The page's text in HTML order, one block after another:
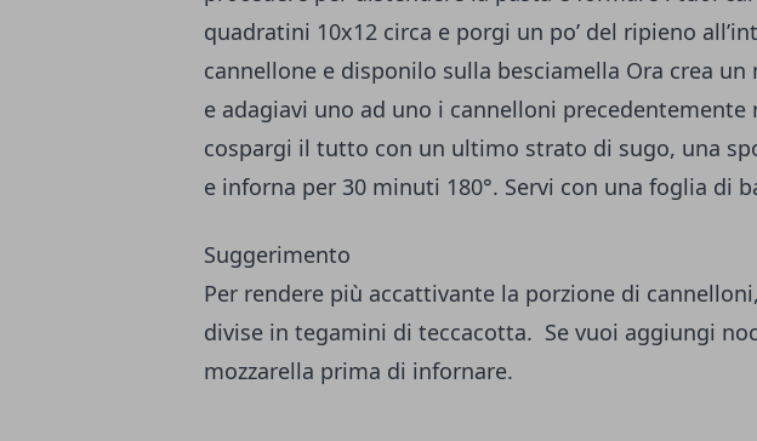
quadratini 10x12 circa e porgi un po’ del ripieno
cannellone e disponilo sulla besciamella Ora crea
e adagiavi uno ad uno i cannelloni
cospargi il tutto con un ultimo strato di sugo, una
e inforna per 30 minuti 180°. Servi con una foglia di
Suggerimento
Per rendere più accattivante la porzione di
divise in tegamini di teccacotta. Se vuoi aggiungi
mozzarella prima di infornare.